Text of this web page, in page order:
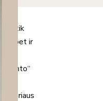
ne tik
bet ir
autoriaus